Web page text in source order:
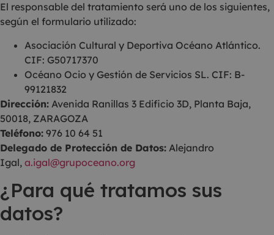
El responsable del tratamiento será uno de los siguientes,
según el formulario utilizado:
Asociación Cultural y Deportiva Océano Atlántico.
CIF: G50717370
Océano Ocio y Gestión de Servicios SL. CIF: B-
99121832
Dirección: Avenida Ranillas 3 Edificio 3D, Planta Baja,
50018, ZARAGOZA
Teléfono: 976 10 64 51
Delegado de Protección de Datos: Alejandro
Igal, a.igal@grupoceano.org
¿Para qué tratamos sus
datos?